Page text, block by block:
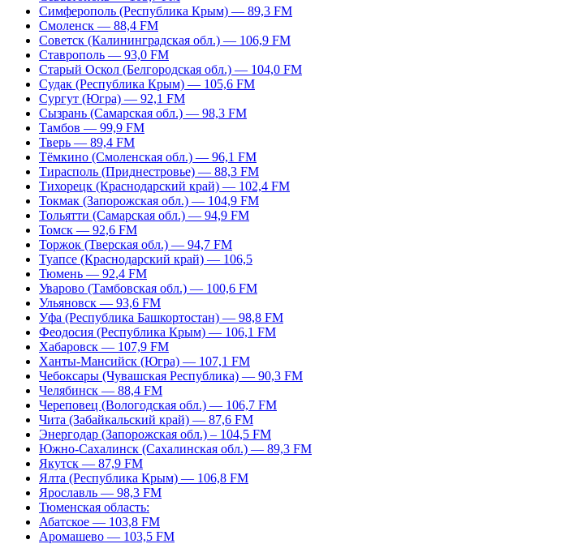
Симферополь (Республика Крым) — 89,3 FM
Смоленск — 88,4 FM
Советск (Калининградская обл.) — 106,9 FM
Ставрополь — 93,0 FM
Старый Оскол (Белгородская обл.) — 104,0 FM
Судак (Республика Крым) — 105,6 FM
Сургут (Югра) — 92,1 FM
Сызрань (Самарская обл.) — 98,3 FM
Тамбов — 99,9 FM
Тверь — 89,4 FM
Тёмкино (Смоленская обл.) — 96,1 FM
Тирасполь (Приднестровье) — 88,3 FM
Тихорецк (Краснодарский край) — 102,4 FM
Токмак (Запорожская обл.) — 104,9 FM
Тольятти (Самарская обл.) — 94,9 FM
Томск — 92,6 FM
Торжок (Тверская обл.) — 94,7 FM
Туапсе (Краснодарский край) — 106,5
Тюмень — 92,4 FM
Уварово (Тамбовская обл.) — 100,6 FM
Ульяновск — 93,6 FM
Уфа (Республика Башкортостан) — 98,8 FM
Феодосия (Республика Крым) — 106,1 FM
Хабаровск — 107,9 FM
Ханты-Мансийск (Югра) — 107,1 FM
Чебоксары (Чувашская Республика) — 90,3 FM
Челябинск — 88,4 FM
Череповец (Вологодская обл.) — 106,7 FM
Чита (Забайкальский край) — 87,6 FM
Энергодар (Запорожская обл.) – 104,5 FM
Южно-Сахалинск (Сахалинская обл.) — 89,3 FM
Якутск — 87,9 FM
Ялта (Республика Крым) — 106,8 FM
Ярославль — 98,3 FM
Тюменская область:
Абатское — 103,8 FM
Аромашево — 103,5 FM